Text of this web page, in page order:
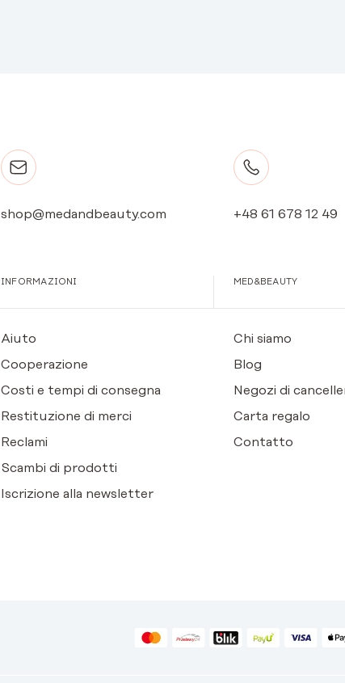
shop@medandbeauty.com +48 61 678 12 49
INFORMAZIONI
Aiuto
Cooperazione
Costi e tempi di consegna
Restituzione di merci
Reclami
Scambi di prodotti
Iscrizione alla newsletter
MED&BEAUTY
Chi siamo
Blog
Negozi di
Carta regalo
Contatto